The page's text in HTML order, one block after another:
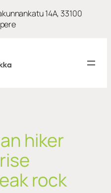
14A, 33100
hiker
rock